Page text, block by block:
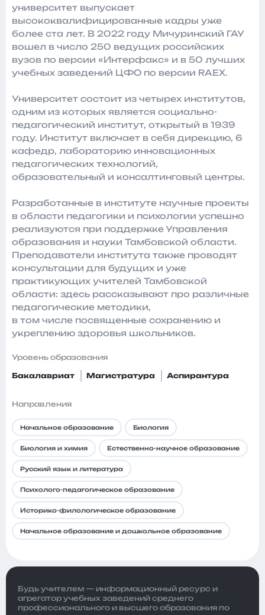
университет выпускает
высококвалифицированные кадры уже
более ста лет. В 2022 году Мичуринский ГАУ
вошел в число 250 ведущих российских
вузов по версии «Интерфакс» и в 50 лучших
учебных заведений ЦФО по версии RAEX.
Университет состоит из четырех институтов,
одним из которых является социально-
педагогический институт, открытый в 1939
году. Институт включает в себя дирекцию, 6
кафедр, лабораторию инновационных
педагогических технологий,
образовательный и консалтинговый центры.
Разработанные в институте научные проекты
в области педагогики и психологии успешно
реализуются при поддержке Управления
образования и науки Тамбовской области.
Преподаватели института также проводят
консультации для будущих и уже
практикующих учителей Тамбовской
области: здесь рассказывают про различные
педагогические методики,
в том числе посвященные сохранению и
укреплению здоровья школьников.
Уровень образования
Бакалавриат Магистратура Аспирантура
Направления
Начальное образование Биология
Биология и химия Естественно-научное образование
Русский язык и литература
Психолого-педагогическое образование
Историко-филологическое образование
Начальное образование и дошкольное образование
Будь учителем — информационный ресурс и
агрегатор учебных заведений среднего
профессионального и высшего образования по